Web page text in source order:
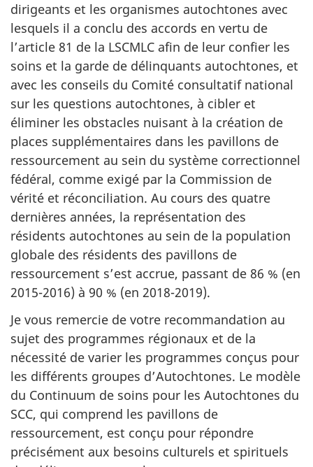
dirigeants et les organismes autochtones avec
lesquels il a conclu des accords en vertu de
l’article 81 de la LSCMLC afin de leur confier les
soins et la garde de délinquants autochtones, et
avec les conseils du Comité consultatif national
sur les questions autochtones, à cibler et
éliminer les obstacles nuisant à la création de
places supplémentaires dans les pavillons de
ressourcement au sein du système correctionnel
fédéral, comme exigé par la Commission de
vérité et réconciliation. Au cours des quatre
dernières années, la représentation des
résidents autochtones au sein de la population
globale des résidents des pavillons de
ressourcement s’est accrue, passant de 86 % (en
2015-2016) à 90 % (en 2018-2019).
Je vous remercie de votre recommandation au
sujet des programmes régionaux et de la
nécessité de varier les programmes conçus pour
les différents groupes d’Autochtones. Le modèle
du Continuum de soins pour les Autochtones du
SCC, qui comprend les pavillons de
ressourcement, est conçu pour répondre
précisément aux besoins culturels et spirituels